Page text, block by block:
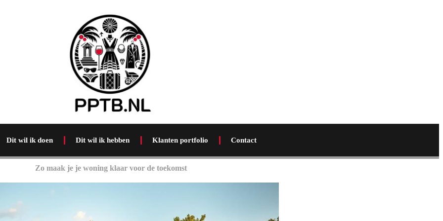
Dit wil ik doen Dit wil ik hebben Klanten portfolio Contact
Zo maak je je woning klaar voor de toekomst